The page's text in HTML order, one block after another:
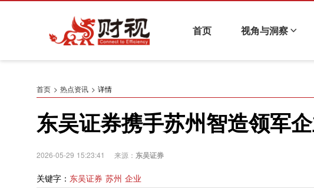
首页 视角与洞察
财视系列活动
首页 热点资讯 详情
东吴证券携手苏州智造领军
2026-05-29 15:23:41 来源： 东吴证券
关键字： 东吴证券 苏州 企业